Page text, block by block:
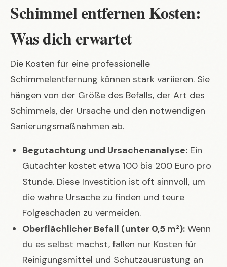
Schimmel entfernen Kosten:
Was dich erwartet
Die Kosten für eine professionelle
Schimmelentfernung können stark variieren. Sie
hängen von der Größe des Befalls, der Art des
Schimmels, der Ursache und den notwendigen
Sanierungsmaßnahmen ab.
Begutachtung und Ursachenanalyse: Ein
Gutachter kostet etwa 100 bis 200 Euro pro
Stunde. Diese Investition ist oft sinnvoll, um
die wahre Ursache zu finden und teure
Folgeschäden zu vermeiden.
Oberflächlicher Befall (unter 0,5 m²): Wenn
du es selbst machst, fallen nur Kosten für
Reinigungsmittel und Schutzausrüstung an